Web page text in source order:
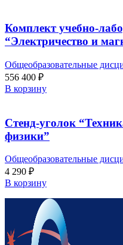
Комплект учебно-
“Электричество и
Общеобразовательные
556 400 ₽
В корзину
Стенд-уголок
физики”
Общеобразовательные
4 290 ₽
В корзину